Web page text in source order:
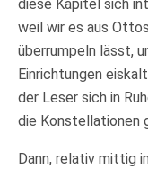
diese Kapitel sich
weil wir es aus
überrumpeln lässt,
Einrichtungen
der Leser sich in
die Konstellationen
Dann, relativ mittig